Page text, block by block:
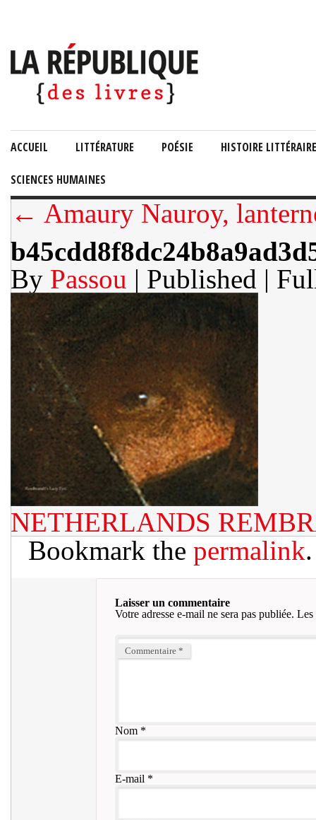
ACCUEIL LITTÉRATURE POÉSIE HISTOIRE LITTÉRAIRE
SCIENCES HUMAINES
← Amaury Nauroy,
By Passou | Published |
NETHERLANDS
Bookmark the permalink.
Laisser un commentaire
Votre adresse e-mail ne sera pas publiée. Les
Commentaire *
Nom*
E-mail *